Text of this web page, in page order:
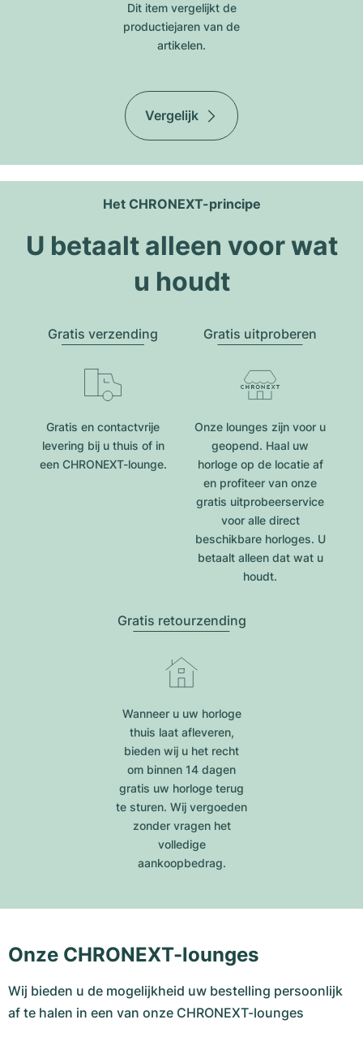
Dit item vergelijkt de
productiejar​en van de
artikelen.
Vergelijk
Het CHRONEXT-principe
U betaalt alleen voor wat
u houdt
Gratis verzending
Gratis en contactvrije
levering bij u thuis of in
een CHRONEXT-lounge.
Gratis uitproberen
Onze lounges zijn voor u
geopend. Haal uw
horloge op de locatie af
en profiteer van onze
gratis uitprobeerservice
voor alle direct
beschikbare horloges. U
betaalt alleen dat wat u
houdt.
Gratis retourzending
Wanneer u uw horloge
thuis laat afleveren,
bieden wij u het recht
om binnen 14 dagen
gratis uw horloge terug
te sturen. Wij vergoeden
zonder vragen het
volledige
aankoopbedrag.
Onze CHRONEXT-lounges
Wij bieden u de mogelijkheid uw bestelling persoonlijk
af te halen in een van onze CHRONEXT-lounges